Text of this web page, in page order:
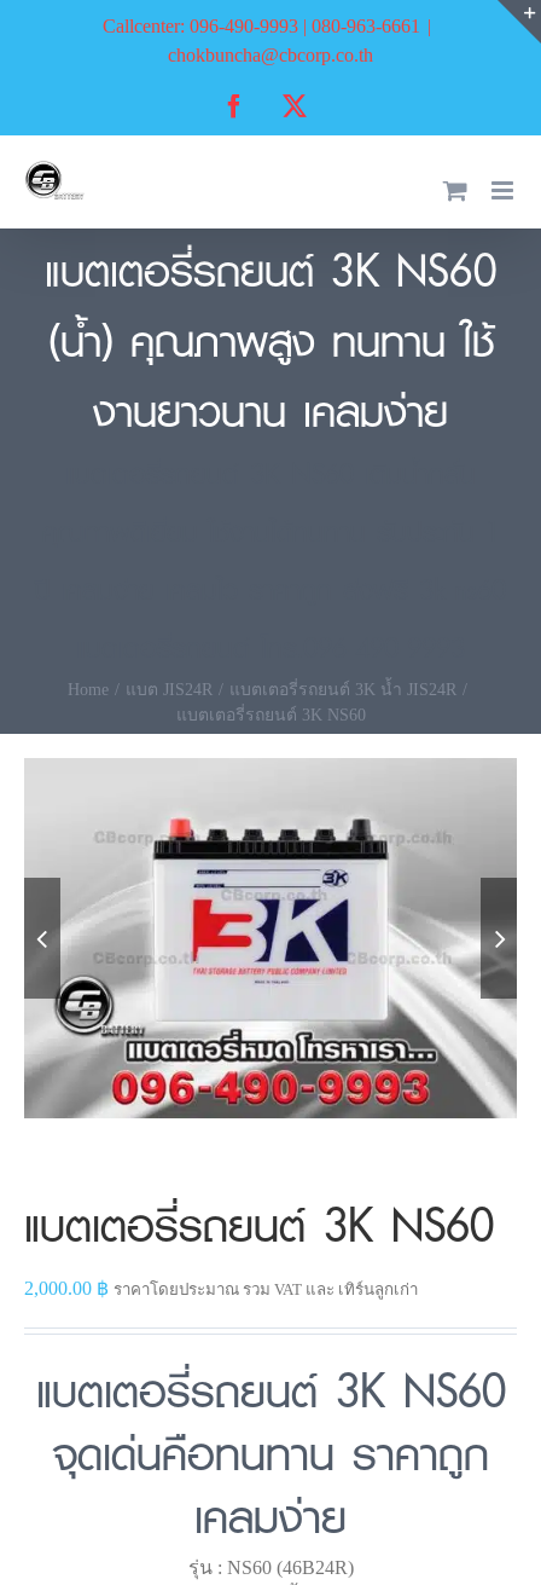
Callcenter: 096-490-9993 | 080-963-6661 |
chokbuncha@cbcorp.co.th
Facebook
แบตเตอรี่รถยนต์ 3K NS60
(น้ำ) คุณภาพสูง ทนทาน ใช้
งานยาวนาน เคลมง่าย
Home แบต JIS24R
แบตเตอรี่รถยนต์ 3K น้ำ JIS24R
แบตเตอรี่รถยนต์ 3K NS60
 
แบตเตอรี่รถยนต์ 3K NS60
2,000.00 ฿ ราคาโดยประมาณ รวม VAT และ เทิร์นลูกเก่า
แบตเตอรี่รถยนต์ 3K NS60
จุดเด่นคือทนทาน ราคาถูก
เคลมง่าย
รุ่น : NS60 (46B24R)